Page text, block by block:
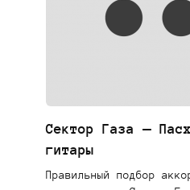
Сектор Газа —
гитары
Правильный подбор